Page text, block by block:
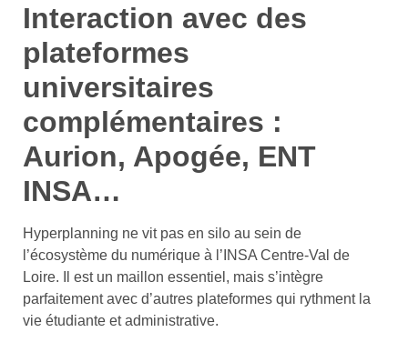
Interaction avec des
plateformes
universitaires
complémentaires :
Aurion, Apogée, ENT
INSA…
Hyperplanning ne vit pas en silo au sein de
l’écosystème du numérique à l’INSA Centre-Val de
Loire. Il est un maillon essentiel, mais s’intègre
parfaitement avec d’autres plateformes qui rythment la
vie étudiante et administrative.